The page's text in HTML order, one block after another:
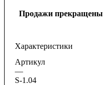
Продажи прекращены
Характеристики
Артикул
—
S-1.04